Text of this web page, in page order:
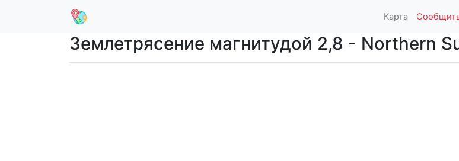
Карта
Землетрясение магнитудой 2,8 - Northern